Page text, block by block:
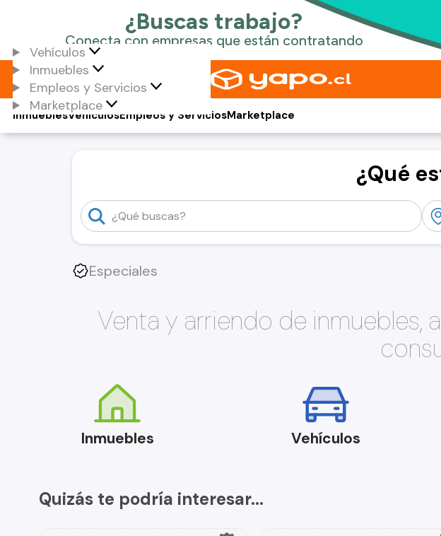
Vehículos
Inmuebles
Empleos y Servicios
Marketplace
Vehículos
Inmuebles Empleos y ServiciosMarketplace
¿Qué
Especiales
Venta y arriendo de inmuebles,
Inmuebles Vehículos
Quizás te podría interesar...